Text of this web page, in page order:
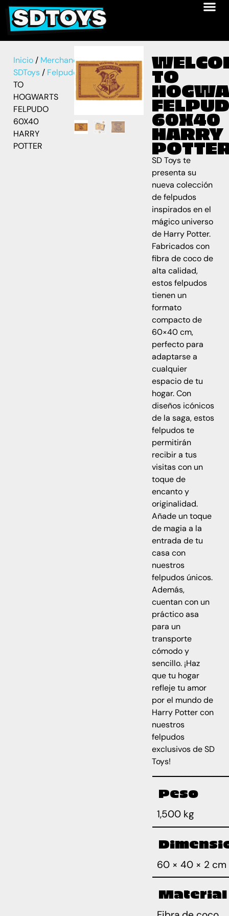
Inicio / Merchandise
SDToys / Felpudos
/ WELCOME
TO
HOGWARTS
FELPUDO
60X40
HARRY
POTTER
TO
60X40
HARRY
SD Toys te
presenta su
nueva colección
de felpudos
inspirados en el
mágico universo
de Harry Potter.
Fabricados con
fibra de coco de
alta calidad,
estos felpudos
tienen un
formato
compacto de
60×40 cm,
perfecto para
adaptarse a
cualquier
espacio de tu
hogar. Con
diseños icónicos
de la saga, estos
felpudos te
permitirán
recibir a tus
visitas con un
toque de
encanto y
originalidad.
Añade un toque
de magia a la
entrada de tu
casa con
nuestros
felpudos únicos.
Además,
cuentan con un
práctico asa
para un
transporte
cómodo y
sencillo. ¡Haz
que tu hogar
refleje tu amor
por el mundo de
Harry Potter con
nuestros
felpudos
exclusivos de SD
Toys!
Peso
1,500 kg
60 × 40 × 2 cm
Material